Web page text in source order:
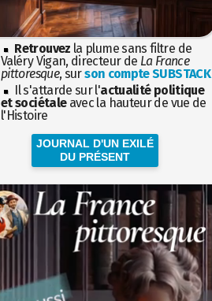
Retrouvez la plume sans filtre de
Valéry Vigan, directeur de La France
pittoresque, surson compte SUBSTACK
Il s'attarde sur l'actualité politique
et sociétaleavec la hauteur de vue de
l'Histoire
JOURNAL D'UN EXILÉ
DU PRÉSENT